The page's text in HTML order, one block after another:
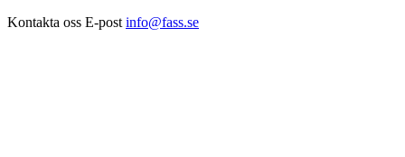
Kontakta oss E-post info@fass.se